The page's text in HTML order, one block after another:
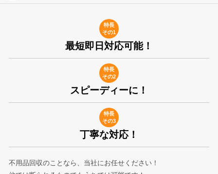
特長
その1
最短即日対応可能！
特長
その2
スピーディーに！
特長
その3
丁寧な対応！
不用品回収のことなら、当社にお任せください！